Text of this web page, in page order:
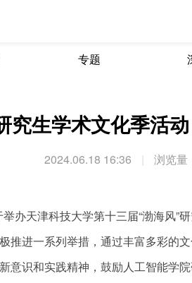
专题
究生学术文化季活动
2024.06.18 16:36 浏览量
办天津科技大学第十三届“渤海风”
推进一系列举措，通过丰富多彩的
意识和实践精神，鼓励人工智能学